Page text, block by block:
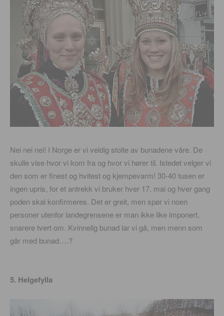
Nei nei nei! I Norge er vi veldig stolte av bunadene våre. De
skulle vise hvor vi kom fra og hvor vi hører til. Istedet velger vi
den som er finest og hvitest og kjempevarm! 30-40 tusen er
ingen upris, for et antrekk vi bruker hver 17. mai og hver gang
poden skal konfirmeres. Det er greit, men spør vi noen
personer utenfor landegrensene er man ikke like imponert,
snarere tvert om. Kvinnelig bunad lar vi gå, men menn som
går med bunad….?
5. Helgefylla